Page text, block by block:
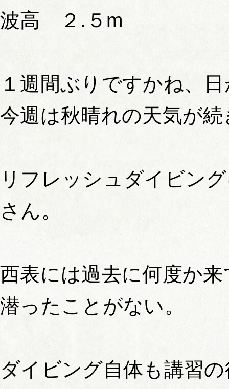
波高 ２.５m
１週間ぶりですかね、
今週は秋晴れの天気が
リフレッシュダイビン
さん。
西表には過去に何度か
潜ったことがない。
ダイビング自体も講習